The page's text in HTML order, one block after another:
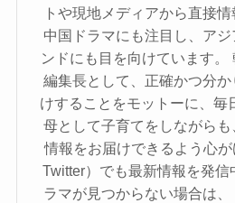
トや現地メディアから直接
中国ドラマにも注目し、ア
ンドにも目を向けています。
編集長として、正確かつ分
けすることをモットーに、毎
母として子育てをしながら
情報をお届けできるよう心
Twitter）でも最新情報を発信
ラマが見つからない場合は